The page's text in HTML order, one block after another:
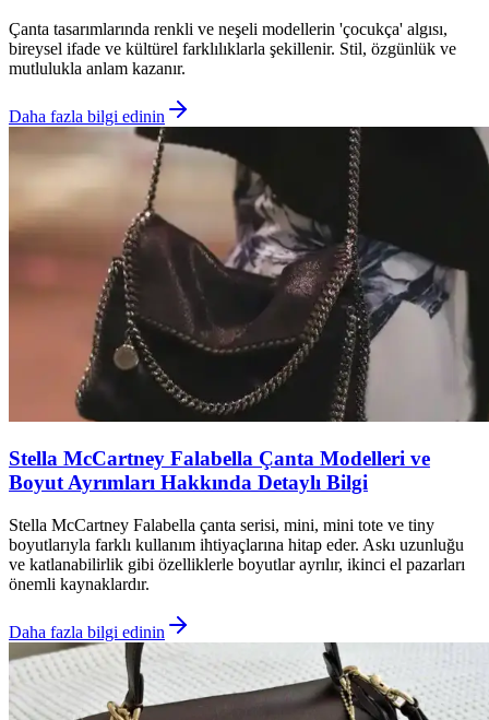
Çanta tasarımlarında renkli ve neşeli modellerin 'çocukça' algısı,
bireysel ifade ve kültürel farklılıklarla şekillenir. Stil, özgünlük ve
mutlulukla anlam kazanır.
Daha fazla bilgi edinin
Stella McCartney Falabella Çanta Modelleri ve
Boyut Ayrımları Hakkında Detaylı Bilgi
Stella McCartney Falabella çanta serisi, mini, mini tote ve tiny
boyutlarıyla farklı kullanım ihtiyaçlarına hitap eder. Askı uzunluğu
ve katlanabilirlik gibi özelliklerle boyutlar ayrılır, ikinci el pazarları
önemli kaynaklardır.
Daha fazla bilgi edinin